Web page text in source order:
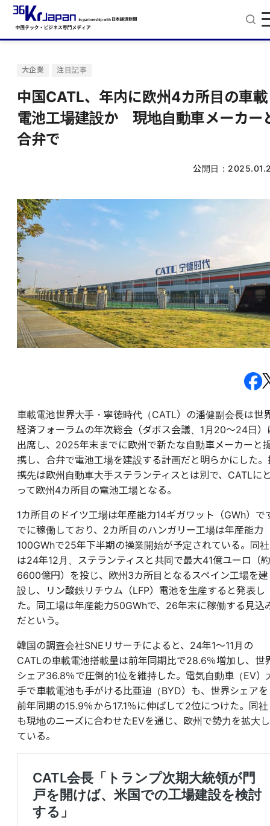
大企業 注目記事
中国CATL、年内に欧州4カ所目の車載
電池工場建設か 現地自動車メーカー
合弁で
公開日：
車載電池世界大手・寧徳時代（CATL）の潘健副会長は世
経済フォーラムの年次総会（ダボス会議、1月20～24日）
出席し、2025年末までに欧州で新たな自動車メーカーと
携し、合弁で電池工場を建設する計画だと明らかにした。
携先は欧州自動車大手ステランティスとは別で、CATLに
って欧州4カ所目の電池工場となる。
1カ所目のドイツ工場は年産能力14ギガワット（GWh）で
でに稼働しており、2カ所目のハンガリー工場は年産能力
100GWhで25年下半期の操業開始が予定されている。同社
は24年12月、ステランティスと共同で最大41億ユーロ（約
6600億円）を投じ、欧州3カ所目となるスペイン工場を建
設し、リン酸鉄リチウム（LFP）電池を生産すると発表し
た。同工場は年産能力50GWhで、26年末に稼働する見込
だという。
韓国の調査会社SNEリサーチによると、24年1～11月の
CATLの車載電池搭載量は前年同期比で28.6％増加し、世
シェア36.8％で圧倒的1位を維持した。電気自動車（EV）
手で車載電池も手がける比亜迪（BYD）も、世界シェアを
前年同期の15.9％から17.1％に伸ばして2位につけた。同社
も現地のニーズに合わせたEVを通じ、欧州で勢力を拡大し
ている。